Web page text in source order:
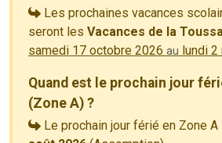
Les prochaines vacances
seront les Vacances de la
samedi 17 octobre 2026 au lundi
Quand est le prochain jour
(Zone A) ?
Le prochain jour férié en Zone A